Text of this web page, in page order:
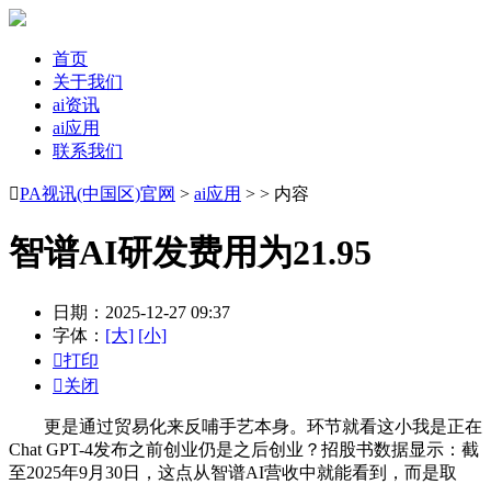
首页
关于我们
ai资讯
ai应用
联系我们
PA视讯(中国区)官网 > ai应用 > > 内容
智谱AI研发费用为21.95
日期：2025-12-27 09:37
字体： [大] [小]
打印
关闭
更是通过贸易化来反哺手艺本身。环节就看这小我是正在
Chat GPT-4发布之前创业仍是之后创业？招股书数据显示：截
至2025年9月30日，这点从智谱AI营收中就能看到，而是取